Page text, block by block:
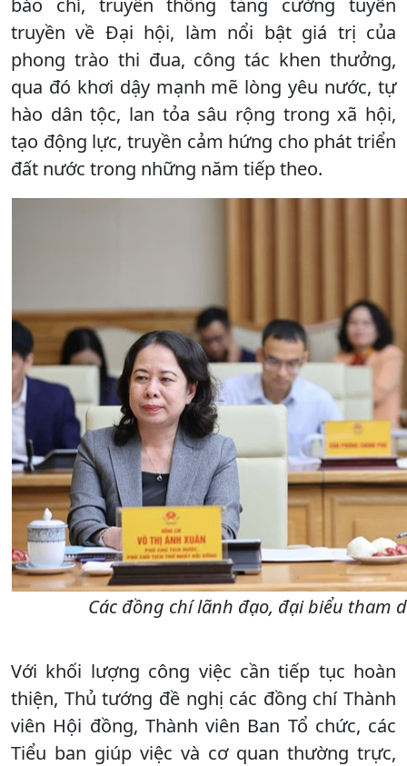
báo chí, truyền thông tăng cường tuyên
truyền về Đại hội, làm nổi bật giá trị của
phong trào thi đua, công tác khen thưởng,
qua đó khơi dậy mạnh mẽ lòng yêu nước, tự
hào dân tộc, lan tỏa sâu rộng trong xã hội,
tạo động lực, truyền cảm hứng cho phát triển
đất nước trong những năm tiếp theo.
Các đồng chí lãnh đạo, đại biểu tham
Với khối lượng công việc cần tiếp tục hoàn
thiện, Thủ tướng đề nghị các đồng chí Thành
viên Hội đồng, Thành viên Ban Tổ chức, các
Tiểu ban giúp việc và cơ quan thường trực,